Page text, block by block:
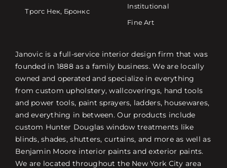
Трогс Нек, Бронкс
Institutional
Fine Art
Janovic is a full-service interior design firm that was
founded in 1888 as a family business. We are locally
owned and operated and specialize in everything
from custom upholstery, wallcoverings, hand tools
and power tools, paint sprayers, ladders, housewares,
and everything in between. Our products include
custom Hunter Douglas window treatments like
blinds, shades, shutters, curtains, and more as well as
Benjamin Moore interior paints and exterior paints.
We are located throughout the New York City area